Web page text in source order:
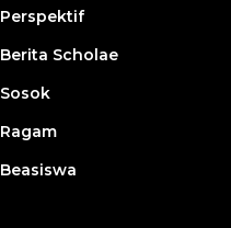
Perspektif
Berita Scholae
Sosok
Ragam
Beasiswa